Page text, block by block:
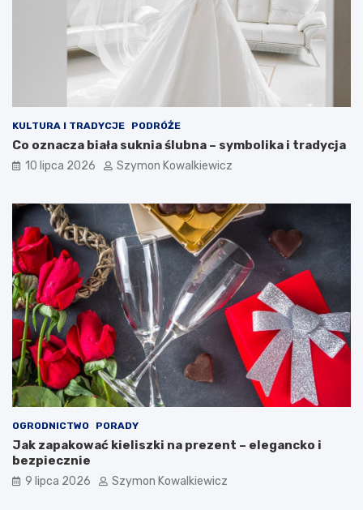
KULTURA I TRADYCJE PODRÓŻE
Co oznacza biała suknia ślubna – symbolika i tradycja
10 lipca 2026 Szymon Kowalkiewicz
OGRODNICTWO PORADY
Jak zapakować kieliszki na prezent – elegancko i
bezpiecznie
9 lipca 2026 Szymon Kowalkiewicz